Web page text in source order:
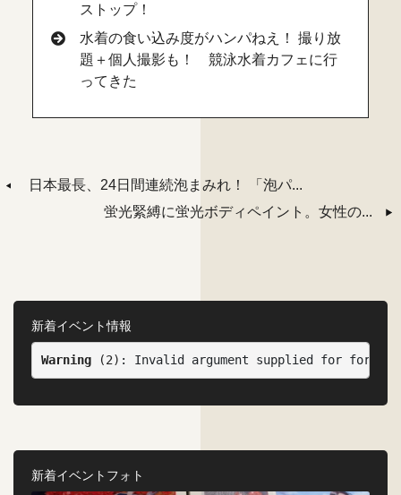
ストップ！
水着の食い込み度がハンパねえ！ 撮り放
題＋個人撮影も！ 競泳水着カフェに行
ってきた
日本最長、24日間連続泡まみれ！ 「泡パ...
蛍光緊縛に蛍光ボディペイント。女性の...
新着イベント情報
Warning (2) : Invalid argument supplied for
新着イベントフォト